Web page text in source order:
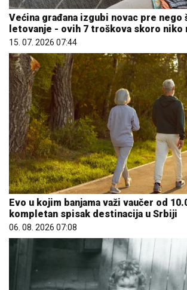
Većina građana izgubi novac pre nego
letovanje - ovih 7 troškova skoro niko
15. 07. 2026 07:44
Evo u kojim banjama važi vaučer od
kompletan spisak destinacija u Srbiji
06. 08. 2026 07:08